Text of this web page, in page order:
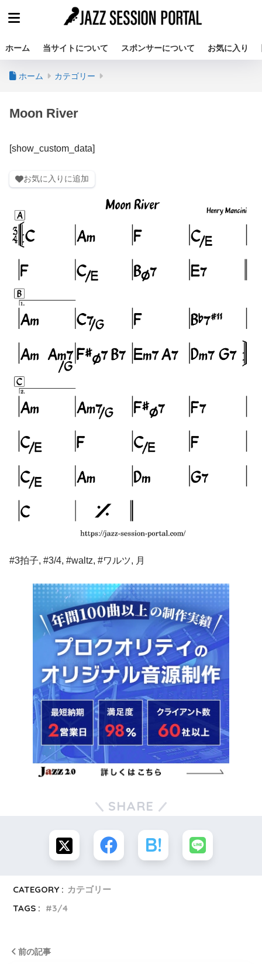
ホーム 当サイトについて スポンサーについて お気に入り
ホーム カテゴリー
Moon River
[show_custom_data]
お気に入りに追加
#3拍子, #3/4, #waltz, #ワルツ, 月
SHARE
CATEGORY : カテゴリー
TAGS :
3/4
前の記事